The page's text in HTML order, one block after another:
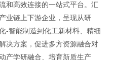
和高效连接的一站式平台。汇
业链上下游企业，呈现从研
-智能制造到化工新材料、精细
决方案，促进多方资源融合对
产学研融合、培育新质生产